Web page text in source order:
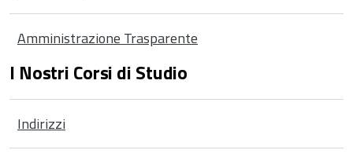
Amministrazione Trasparente
I Nostri Corsi di Studio
Indirizzi